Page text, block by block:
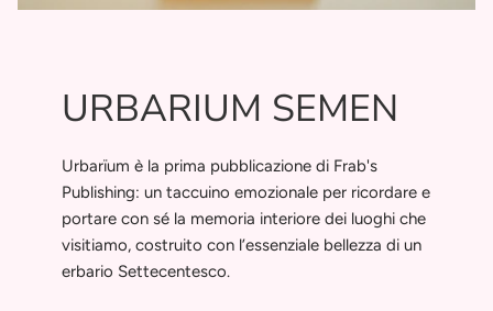
URBARIUM SEMEN
Urbarïum è la prima pubblicazione di Frab's
Publishing: un taccuino emozionale per ricordare e
portare con sé la memoria interiore dei luoghi che
visitiamo, costruito con l’essenziale bellezza di un
erbario Settecentesco.